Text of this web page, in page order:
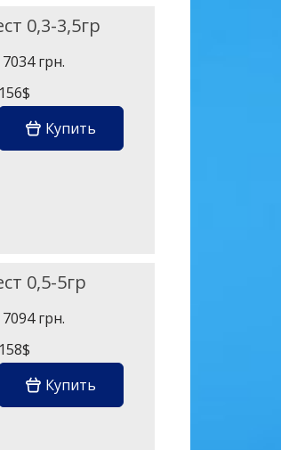
0,3-3,5гр
7034 грн.
156$
Купить
0,5-5гр
7094 грн.
158$
Купить